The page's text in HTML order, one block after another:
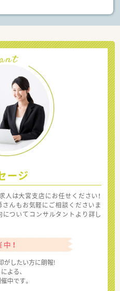
ージ
人は大宮支店にお任せください！
んもお気軽にご相談くださいま
についてコンサルタントより詳し
！
がしたい方に朗報!
よる、
中です。